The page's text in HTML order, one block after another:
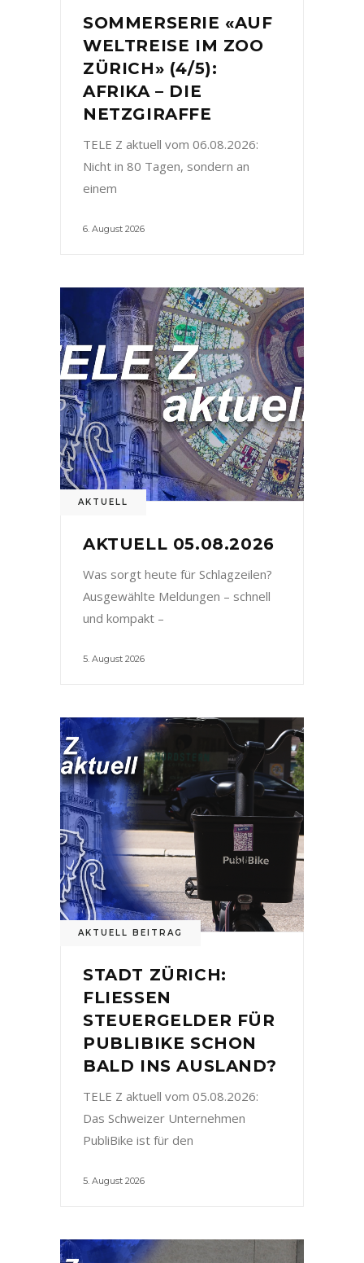
SOMMERSERIE «AUF
WELTREISE IM ZOO
ZÜRICH» (4/5):
AFRIKA – DIE
NETZGIRAFFE
TELE Z aktuell vom 06.08.2026:
Nicht in 80 Tagen, sondern an
einem
6. August 2026
AKTUELL
AKTUELL 05.08.2026
Was sorgt heute für Schlagzeilen?
Ausgewählte Meldungen – schnell
und kompakt –
5. August 2026
AKTUELL BEITRAG
STADT ZÜRICH:
FLIESSEN
STEUERGELDER FÜR
PUBLIBIKE SCHON
BALD INS AUSLAND?
TELE Z aktuell vom 05.08.2026:
Das Schweizer Unternehmen
PubliBike ist für den
5. August 2026